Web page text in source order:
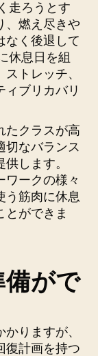
走ろうとす
、燃え尽きや
なく後退して
休息日を組
トレッチ、
ィブリカバリ
たクラスが高
切なバランス
します。
ワークの様々
う筋肉に休息
とができま
がで
りますが、
復計画を持つ